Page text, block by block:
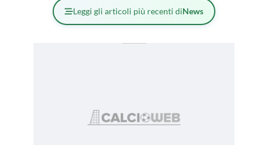
Leggi gli articoli più recenti diNews